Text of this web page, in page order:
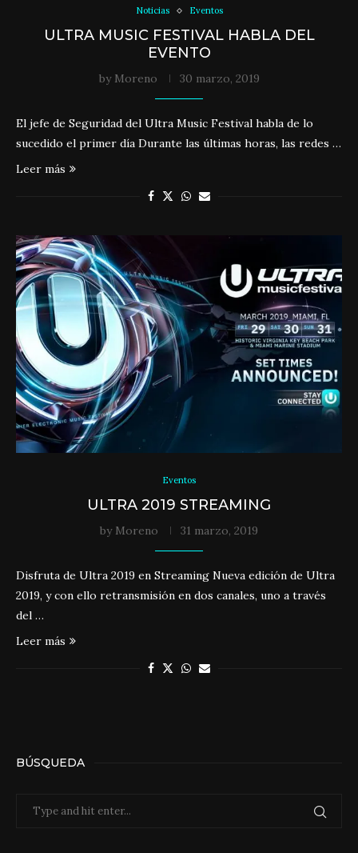
Noticias Eventos
ULTRA MUSIC FESTIVAL HABLA DEL
EVENTO
by Moreno 30 marzo, 2019
El jefe de Seguridad del Ultra Music Festival habla de lo
sucedido el primer día Durante las últimas horas, las redes …
Leer más
Eventos
ULTRA 2019 STREAMING
by Moreno 31 marzo, 2019
Disfruta de Ultra 2019 en Streaming Nueva edición de Ultra
2019, y con ello retransmisión en dos canales, uno a través
del …
Leer más
BÚSQUEDA